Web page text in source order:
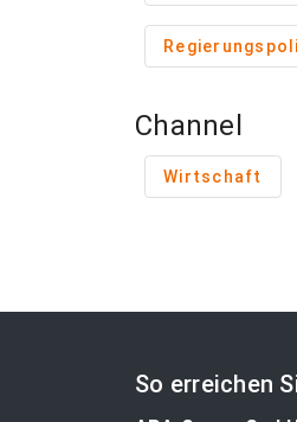
Channel
Wirtschaft
So erreichen